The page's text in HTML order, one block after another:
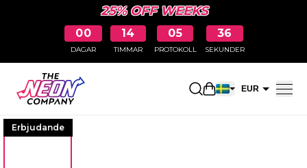
25% OFF WEEKS
00
DAGAR
14
TIMMAR
05
PROTOKOLL
36
SEKUNDER
ÖppnaEUR
Erbjudande